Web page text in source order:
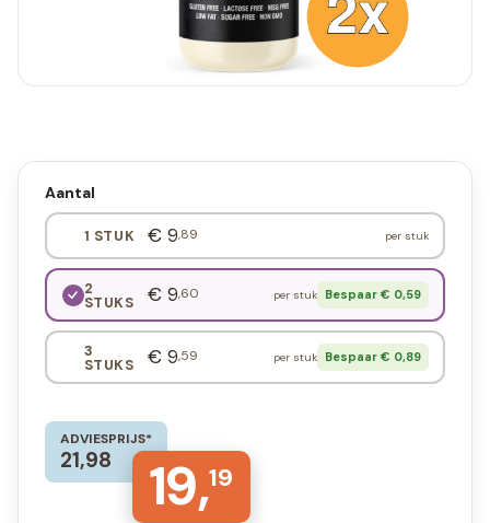
Aantal
1 STUK € 9,89 per stuk
2
STUKS € 9,60 per stuk Bespaar € 0,59
3
STUKS € 9,59 per stuk Bespaar € 0,89
ADVIESPRIJS*
21,98 19,19